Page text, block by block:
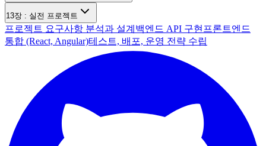
13장 : 실전 프로젝트
프로젝트 요구사항 분석과 설계 백엔드 API 구현 프론트엔드
통합 (React, Angular)테스트, 배포, 운영 전략 수립